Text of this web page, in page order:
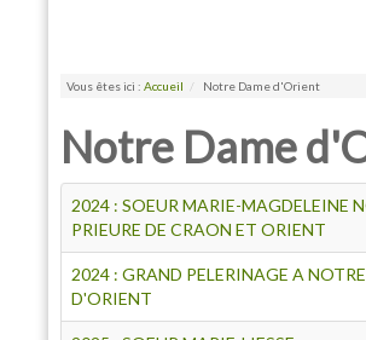
Vous êtes ici : Accueil / Notre Dame d'Orient
Notre Dame
2024 : SOEUR MARIE-MAGDELEINE
PRIEURE DE CRAON ET ORIENT
2024 : GRAND PELERINAGE A
D'ORIENT